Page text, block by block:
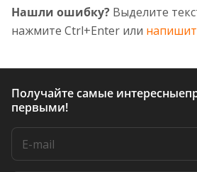
Нашли ошибку? Выделите
нажмите Ctrl+Enter или
Получайте самые интересные
первыми!